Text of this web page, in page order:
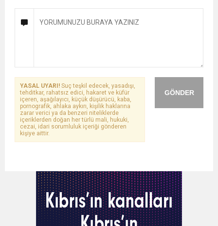
GÖNDER
YASAL UYARI! Suç teşkil edecek, yasadışı,
tehditkar, rahatsız edici, hakaret ve küfür
içeren, aşağılayıcı, küçük düşürücü, kaba,
pornografik, ahlaka aykırı, kişilik haklarına
zarar verici ya da benzeri niteliklerde
içeriklerden doğan her türlü mali, hukuki,
cezai, idari sorumluluk içeriği gönderen
kişiye aittir.